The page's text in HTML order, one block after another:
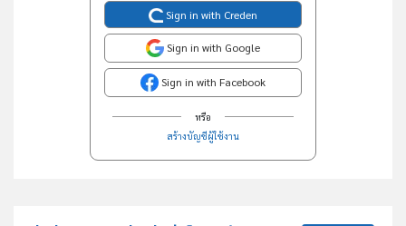
Sign in with Creden
Sign in with Google
Sign in with Facebook
หรือ
สร้างบัญชีผู้ใช้งาน